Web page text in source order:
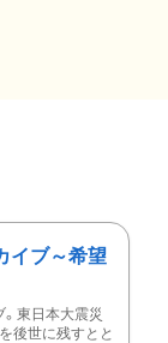
イブ～希望
東日本大震災
後世に残すとと